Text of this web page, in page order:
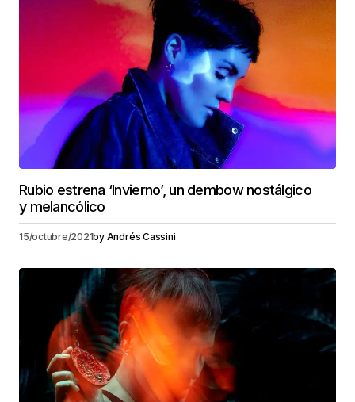
Rubio estrena ‘Invierno’, un dembow nostálgico
y melancólico
15/octubre/2021by Andrés Cassini